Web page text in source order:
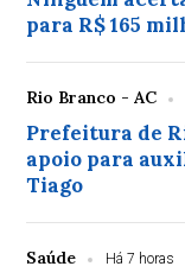
para R$ 165
Rio Branco - AC
Prefeitura de
apoio para
Tiago
Saúde Há 7 horas